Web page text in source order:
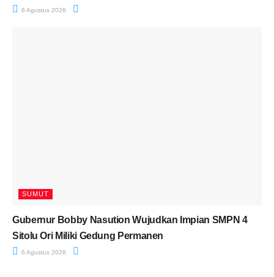
6 Agustus 2026
SUMUT
Gubernur Bobby Nasution Wujudkan Impian SMPN 4
Sitolu Ori Miliki Gedung Permanen
6 Agustus 2026